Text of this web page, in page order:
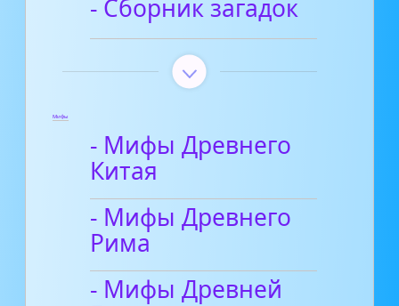
- Сборник загадок
Мифы
- Мифы Древнего
Китая
- Мифы Древнего
Рима
- Мифы Древней